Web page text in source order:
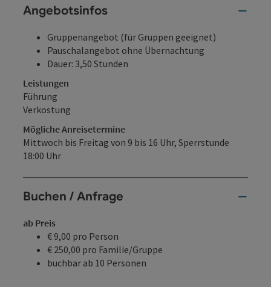
Angebotsinfos
Gruppenangebot (für Gruppen geeignet)
Pauschalangebot ohne Übernachtung
Dauer: 3,50 Stunden
Leistungen
Führung
Verkostung
Mögliche Anreisetermine
Mittwoch bis Freitag von 9 bis 16 Uhr, Sperrstunde
18:00 Uhr
Buchen / Anfrage
ab Preis
€ 9,00 pro Person
€ 250,00 pro Familie/Gruppe
buchbar ab 10 Personen